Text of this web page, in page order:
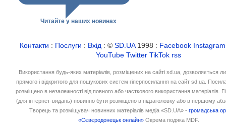
Читайте у наших новинах
Контакти : Послуги : Вхід : ©SD.UA1998 : Facebook Instagram
YouTube Twitter TikTok rss
Використання будь-яких матеріалів, розміщених на сайті sd.ua, дозволяється
прямого і відкритого для пошукових систем гіперпосилання на сайт sd.ua.
розміщено в незалежності від повного або часткового використання матеріалів.
(для інтернет-видань) повинно бути розміщено в підзаголовку або в першому
Творець та розміщувач новинних матеріалів медіа «SD.UA» -громадська
«Сєвєродонецьк онлайн» Окрема подяка MDF.